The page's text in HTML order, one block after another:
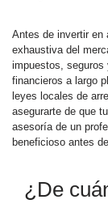
Antes de invertir en
exhaustiva del
impuestos, seguros
financieros a largo
leyes locales de
asegurarte de que
asesoría de un
beneficioso antes
¿De